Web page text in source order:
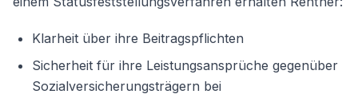
Klarheit über ihre Beitragspflichten
Sicherheit für ihre Leistungsansprüche gegenüber
Sozialversicherungsträgern bei